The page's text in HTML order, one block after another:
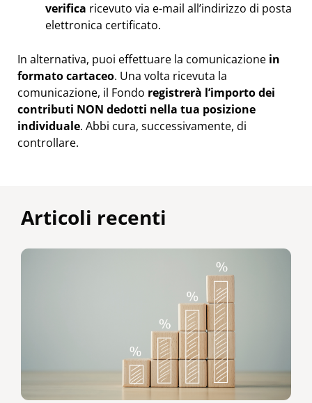
verifica ricevuto via e-mail all’indirizzo di posta
elettronica certificato.
In alternativa, puoi effettuare la comunicazione in
formato cartaceo. Una volta ricevuta la
comunicazione, il Fondo registrerà l’importo dei
contributi NON dedotti nella tua posizione
individuale. Abbi cura, successivamente, di
controllare.
Articoli recenti